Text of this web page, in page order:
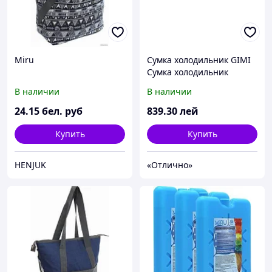
Miru
В наличии
24.15бел. руб
Купить
HENJUK
Сумка холодильник GIMI
Сумка холодильник
В наличии
839.30лей
Купить
«Отлично»